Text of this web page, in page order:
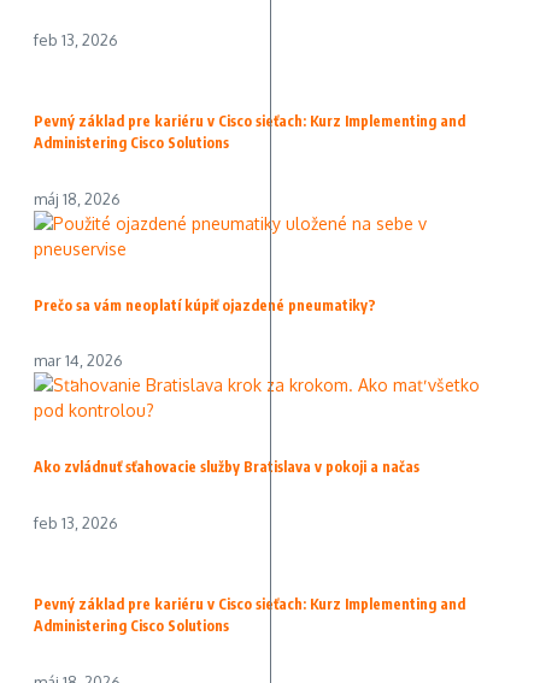
feb 13, 2026
Pevný základ pre kariéru v Cisco sieťach: Kurz Implementing and
Administering Cisco Solutions
máj 18, 2026
Prečo sa vám neoplatí kúpiť ojazdené pneumatiky?
mar 14, 2026
Ako zvládnuť sťahovacie služby Bratislava v pokoji a načas
feb 13, 2026
Pevný základ pre kariéru v Cisco sieťach: Kurz Implementing and
Administering Cisco Solutions